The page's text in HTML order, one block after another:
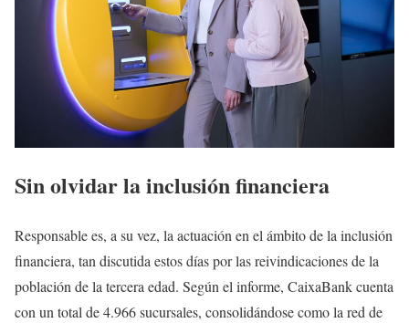
Sin olvidar la inclusión financiera
Responsable es, a su vez, la actuación en el ámbito de la inclusión
financiera, tan discutida estos días por las reivindicaciones de la
población de la tercera edad. Según el informe, CaixaBank cuenta
con un total de 4.966 sucursales, consolidándose como la red de